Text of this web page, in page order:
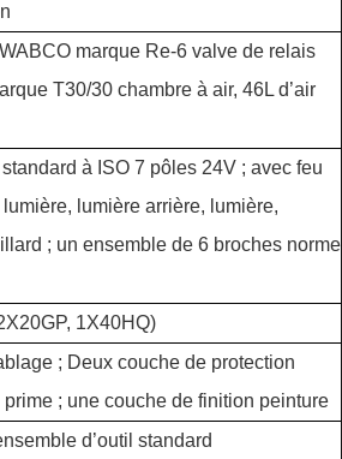
marque Re-6 valve de relais
T30/30 chambre à air, 46L d’air
à ISO 7 pôles 24V ; avec feu
lumière arrière, lumière,
; un ensemble de 6 broches norme
1X40HQ)
; Deux couche de protection
; une couche de finition peinture
d’outil standard